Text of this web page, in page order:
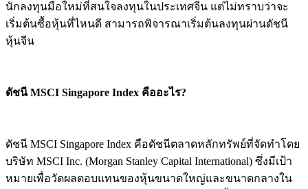
นักลงทุนมือใหม่ที่สนใจลงทุนในประเทศจีน แต่ไม่ทราบว่าจะ
เริ่มต้นซื้อหุ้นที่ไหนดี สามารถพิจารณาเริ่มต้นลงทุนผ่านดัชนี
หุ้นจีน
ดัชนี MSCI Singapore Index คืออะไร?
ดัชนี MSCI Singapore Index คือดัชนีตลาดหลักทรัพย์ที่จัดทำโดย
บริษัท MSCI Inc. (Morgan Stanley Capital International) ซึ่งมีเป้า
หมายเพื่อวัดผลตอบแทนของหุ้นขนาดใหญ่และขนาดกลางใน